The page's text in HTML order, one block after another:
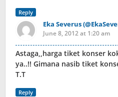
Reply
Eka Severus
June 8, 2012 at 1:20 am
Astaga,,harga tiket konser
ya..!! Gimana nasib tiket
T.T
Reply